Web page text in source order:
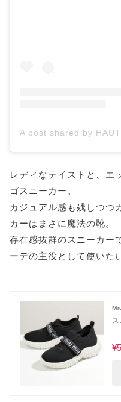
レディなテイストと、エ
ゴスニーカー。
カジュアル感も残しつつ
カーはまさに魔法の靴。
存在感抜群のスニーカー
ーデの主役として使いた